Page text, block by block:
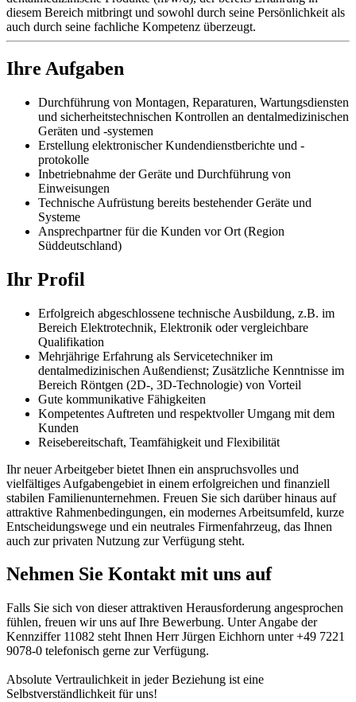
diesem Bereich mitbringt und sowohl durch seine Persönlichkeit als
auch durch seine fachliche Kompetenz überzeugt.
Ihre Aufgaben
Durchführung von Montagen, Reparaturen, Wartungsdiensten
und sicherheitstechnischen Kontrollen an dentalmedizinischen
Geräten und -systemen
Erstellung elektronischer Kundendienstberichte und -
protokolle
Inbetriebnahme der Geräte und Durchführung von
Einweisungen
Technische Aufrüstung bereits bestehender Geräte und
Systeme
Ansprechpartner für die Kunden vor Ort (Region
Süddeutschland)
Ihr Profil
Erfolgreich abgeschlossene technische Ausbildung, z.B. im
Bereich Elektrotechnik, Elektronik oder vergleichbare
Qualifikation
Mehrjährige Erfahrung als Servicetechniker im
dentalmedizinischen Außendienst; Zusätzliche Kenntnisse im
Bereich Röntgen (2D-, 3D-Technologie) von Vorteil
Gute kommunikative Fähigkeiten
Kompetentes Auftreten und respektvoller Umgang mit dem
Kunden
Reisebereitschaft, Teamfähigkeit und Flexibilität
Ihr neuer Arbeitgeber bietet Ihnen ein anspruchsvolles und
vielfältiges Aufgabengebiet in einem erfolgreichen und finanziell
stabilen Familienunternehmen. Freuen Sie sich darüber hinaus auf
attraktive Rahmenbedingungen, ein modernes Arbeitsumfeld, kurze
Entscheidungswege und ein neutrales Firmenfahrzeug, das Ihnen
auch zur privaten Nutzung zur Verfügung steht.
Nehmen Sie Kontakt mit uns auf
Falls Sie sich von dieser attraktiven Herausforderung angesprochen
fühlen, freuen wir uns auf Ihre Bewerbung. Unter Angabe der
Kennziffer 11082 steht Ihnen Herr Jürgen Eichhorn unter +49 7221
9078-0 telefonisch gerne zur Verfügung.
Absolute Vertraulichkeit in jeder Beziehung ist eine
Selbstverständlichkeit für uns!